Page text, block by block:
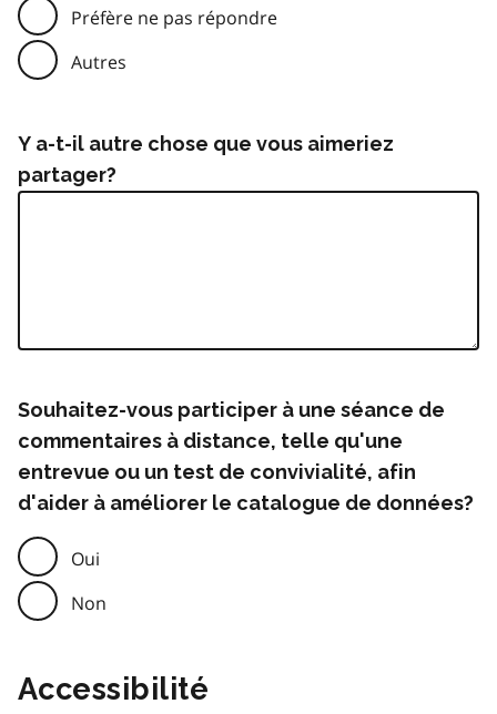
Préfère ne pas répondre
Autres
Y a-t-il autre chose que vous aimeriez
partager?
Souhaitez-vous participer à une séance de
commentaires à distance, telle qu'une
entrevue ou un test de convivialité, afin
d'aider à améliorer le catalogue de données?
Oui
Non
Accessibilité